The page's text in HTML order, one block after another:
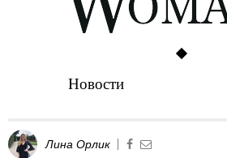
Новости
Лина Орлик